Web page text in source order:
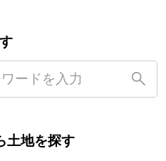
土地を探す